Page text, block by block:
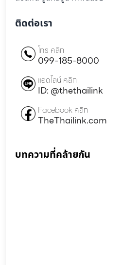
ติดต่อเรา
โทร คลิก
099-185-8000
แอดไลน์ คลิก
ID: @thethailink
Facebook คลิก
TheThailink.com
บทความที่คล้ายกัน